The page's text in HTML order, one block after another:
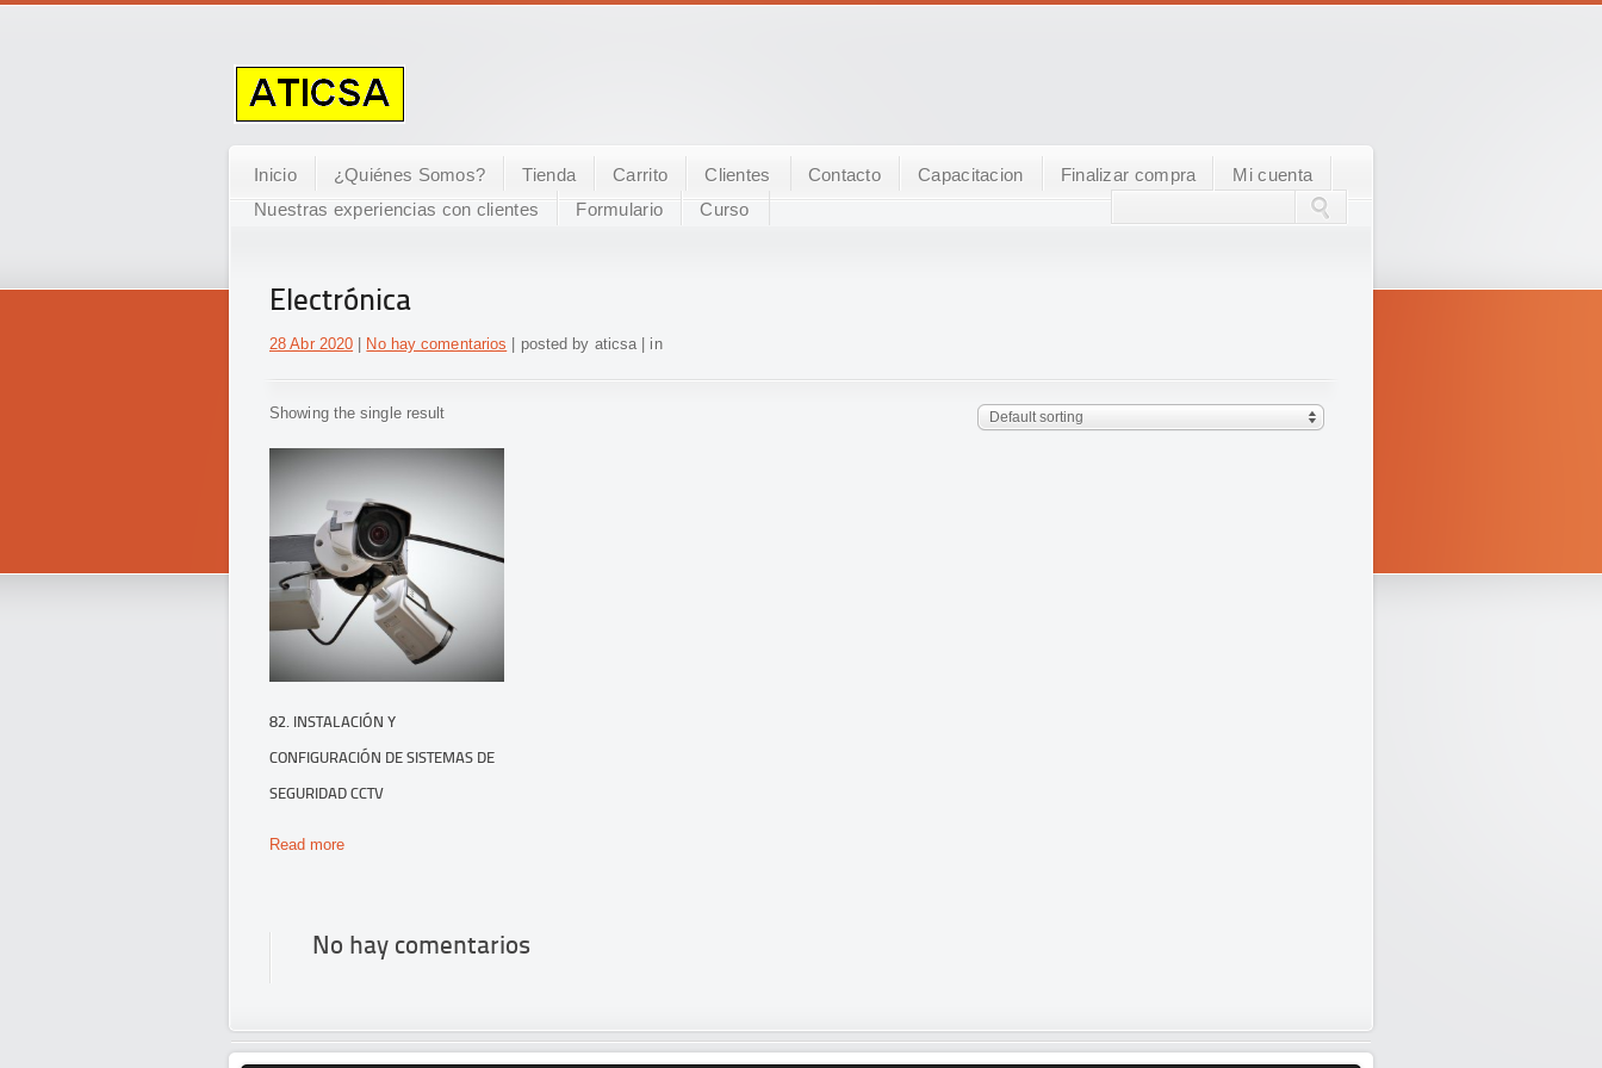
Inicio ¿Quiénes Somos? Tienda Carrito Clientes Contacto Capacitacion Finalizar compra
Mi cuenta
Nuestras experiencias con clientes
Formulario Curso
Electrónica
28 Abr 2020 No hay comentarios | posted by aticsa | in
Showing the single result Default sorting
82. INSTALACIÓN Y
CONFIGURACIÓN DE SISTEMAS DE
SEGURIDAD CCTV
Read more
No hay comentarios